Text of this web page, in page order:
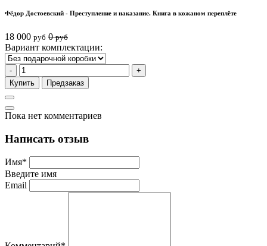
Фёдор Достоевский - Преступление и наказание. Книга в кожаном переплёте
18 000 руб 0 руб
Вариант комплектации:
-
+
Купить
Предзаказ
Пока нет комментариев
Написать отзыв
Имя*
Введите имя
Email